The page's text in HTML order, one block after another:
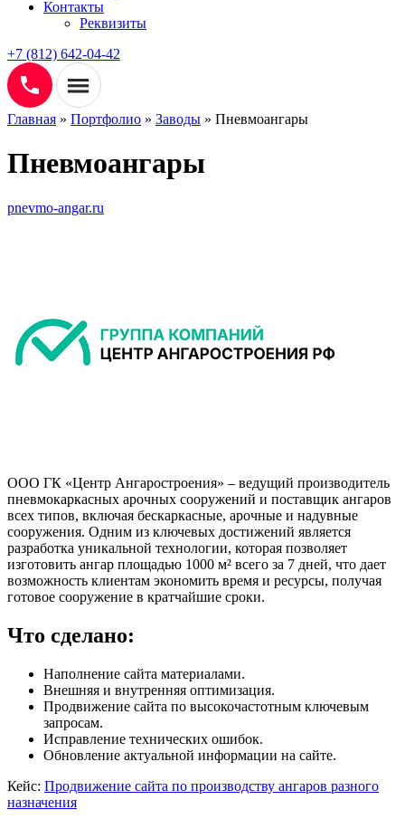
Контакты
Реквизиты
+7 (812) 642-04-42
Главная » Портфолио » Заводы » Пневмоангары
Пневмоангары
pnevmo-angar.ru
ООО ГК «Центр Ангаростроения» – ведущий производитель
пневмокаркасных арочных сооружений и поставщик ангаров
всех типов, включая бескаркасные, арочные и надувные
сооружения. Одним из ключевых достижений является
разработка уникальной технологии, которая позволяет
изготовить ангар площадью 1000 м² всего за 7 дней, что дает
возможность клиентам экономить время и ресурсы, получая
готовое сооружение в кратчайшие сроки.
Что сделано:
Наполнение сайта материалами.
Внешняя и внутренняя оптимизация.
Продвижение сайта по высокочастотным ключевым
запросам.
Исправление технических ошибок.
Обновление актуальной информации на сайте.
Кейс: Продвижение сайта по производству ангаров разного
назначения